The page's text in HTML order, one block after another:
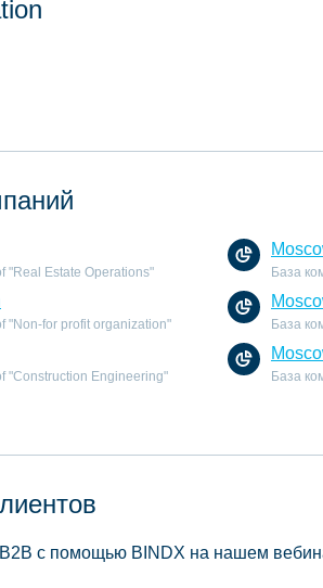
"Real Estate Operations" База
"Non-for profit organization" База
"Construction Engineering" База
B2B с помощью BINDX на нашем